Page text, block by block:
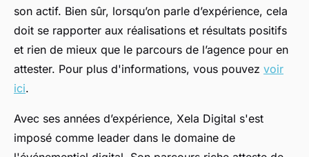
son actif. Bien sûr, lorsqu’on parle d’expérience, cela
doit se rapporter aux réalisations et résultats positifs
et rien de mieux que le parcours de l’agence pour en
attester. Pour plus d'informations, vous pouvez voir
ici.
Avec ses années d’expérience, Xela Digital s'est
imposé comme leader dans le domaine de